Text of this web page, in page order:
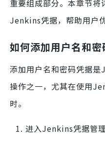
重要组成部分。本章节
Jenkins凭据，帮助用户
如何添加用户名和密
添加用户名和密码凭据
操作之一，尤其在使用
时。
进入Jenkins凭据管